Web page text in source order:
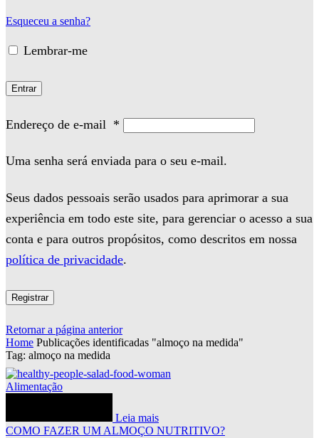
Esqueceu a senha?
Lembrar-me
Entrar
Endereço de e-mail *
Uma senha será enviada para o seu e-mail.
Seus dados pessoais serão usados para aprimorar a sua
experiência em todo este site, para gerenciar o acesso a sua
conta e para outros propósitos, como descritos em nossa
política de privacidade.
Registrar
Retornar a página anterior
Home Publicações identificadas "almoço na medida"
Tag: almoço na medida
Alimentação
Leia mais
COMO FAZER UM ALMOÇO NUTRITIVO?